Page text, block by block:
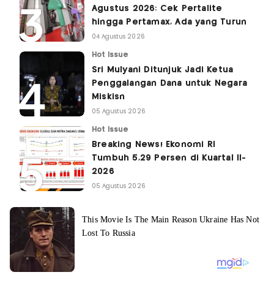
Agustus 2026: Cek Pertalite
hingga Pertamax, Ada yang Turun
04 Agustus 2026
Hot Issue
Sri Mulyani Ditunjuk Jadi Ketua
Penggalangan Dana untuk Negara
Miskisn
05 Agustus 2026
Hot Issue
Breaking News! Ekonomi RI
Tumbuh 5,29 Persen di Kuartal II-
2026
05 Agustus 2026